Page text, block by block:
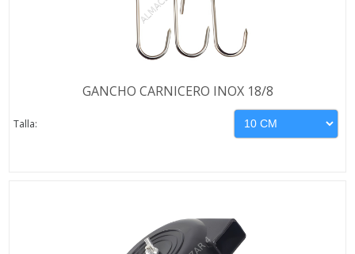
GANCHO CARNICERO INOX 18/8
Talla: